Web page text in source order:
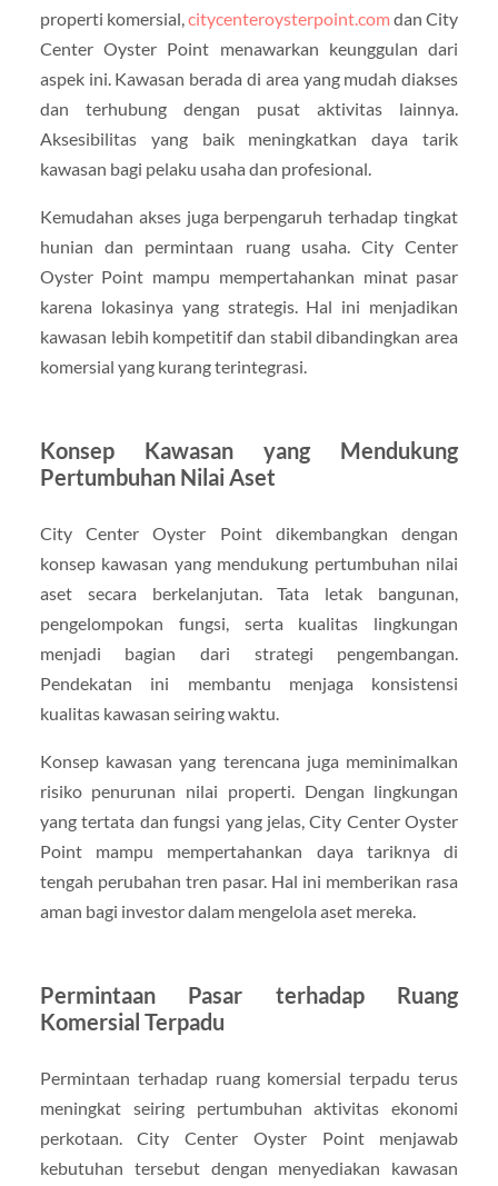
properti komersial, citycenteroysterpoint.com dan City
Center Oyster Point menawarkan keunggulan dari
aspek ini. Kawasan berada di area yang mudah diakses
dan terhubung dengan pusat aktivitas lainnya.
Aksesibilitas yang baik meningkatkan daya tarik
kawasan bagi pelaku usaha dan profesional.
Kemudahan akses juga berpengaruh terhadap tingkat
hunian dan permintaan ruang usaha. City Center
Oyster Point mampu mempertahankan minat pasar
karena lokasinya yang strategis. Hal ini menjadikan
kawasan lebih kompetitif dan stabil dibandingkan area
komersial yang kurang terintegrasi.
Konsep Kawasan yang Mendukung
Pertumbuhan Nilai Aset
City Center Oyster Point dikembangkan dengan
konsep kawasan yang mendukung pertumbuhan nilai
aset secara berkelanjutan. Tata letak bangunan,
pengelompokan fungsi, serta kualitas lingkungan
menjadi bagian dari strategi pengembangan.
Pendekatan ini membantu menjaga konsistensi
kualitas kawasan seiring waktu.
Konsep kawasan yang terencana juga meminimalkan
risiko penurunan nilai properti. Dengan lingkungan
yang tertata dan fungsi yang jelas, City Center Oyster
Point mampu mempertahankan daya tariknya di
tengah perubahan tren pasar. Hal ini memberikan rasa
aman bagi investor dalam mengelola aset mereka.
Permintaan Pasar terhadap Ruang
Komersial Terpadu
Permintaan terhadap ruang komersial terpadu terus
meningkat seiring pertumbuhan aktivitas ekonomi
perkotaan. City Center Oyster Point menjawab
kebutuhan tersebut dengan menyediakan kawasan